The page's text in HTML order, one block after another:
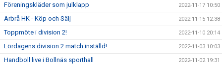
Föreningskläder som julklapp 2022-11-17 10:50
Arbrå HK - Köp och Sälj 2022-11-15 12:38
Toppmöte i division 2! 2022-11-10 20:14
Lördagens division 2 match inställd! 2022-11-03 10:03
Handboll live i Bollnäs sporthall 2022-11-02 19:31